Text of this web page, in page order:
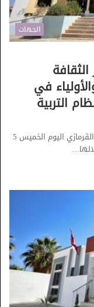
الجهات
في
التربية
أدت وزيرة الشؤون الثقافية الدكتورة حياة قطاط القرمازي اليوم الخميس 5